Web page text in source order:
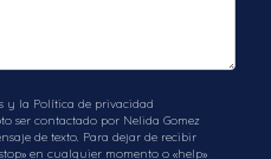
y la Política de privacidad
ser contactado por Nelida Gomez
de texto. Para dejar de recibir
en cualquier momento o «help»